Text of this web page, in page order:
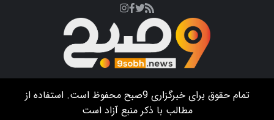
تمام حقوق برای خبرگزاری9صبح
محفوظ است. استفاده از
مطالب با ذکر منبع آزاد است